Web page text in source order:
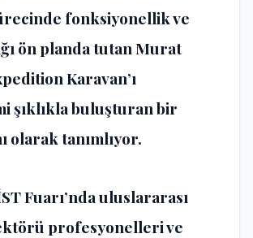
fonksiyonellik ve
ön planda tutan Murat
Karavan’ı
şıklıkla buluşturan bir
olarak tanımlıyor.
Fuarı’nda uluslararası
profesyonelleri ve